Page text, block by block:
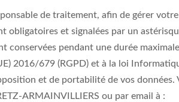
de traitement, afin de gérer
obligatoires et signalées par un
conservées pendant une durée
2016/679 (RGPD) et à la loi
et de portabilité de vos données.
ARMAINVILLIERS ou par email à :